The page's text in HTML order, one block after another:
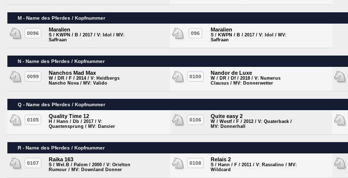
M - Name des Pferdes / Kopfnummer
0096
Maralien
S / KWPN / B / 2017 / V: Idol / MV:
Saffraan
096
Maralien
S / KWPN / B / 2017 / V: Idol / MV:
Saffraan
N - Name des Pferdes / Kopfnummer
0099
Nanchos Mad Max
W / DR / F / 2014 / V: Heidbergs
Nancho Nova / MV: Valido
0100
Nandor de Luxe
W / DR / Df / 2018 / V: Numerus
Clausus / MV: Donnerwetter
Q - Name des Pferdes / Kopfnummer
0105
Quality Time 12
H / Hann / Db / 2017 / V:
Quantensprung / MV: Dancier
0106
Quite easy 2
W / Westf / F / 2012 / V: Quaterback /
MV: Donnerhall
R - Name des Pferdes / Kopfnummer
0107
Raika 163
S / Wel.B / Palom / 2000 / V: Orielton
Rumour / MV: Downland Donner
0108
Relais 2
S / Hann / F / 2011 / V: Rascalino / MV:
Wildcard